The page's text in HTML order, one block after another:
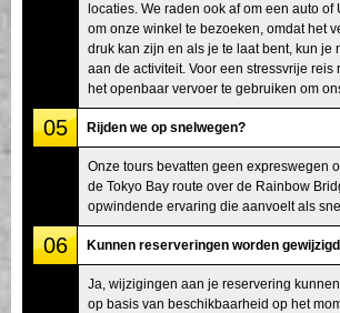
locaties. We raden ook af om een auto of
om onze winkel te bezoeken, omdat het
druk kan zijn en als je te laat bent, kun je
aan de activiteit. Voor een stressvrije reis
het openbaar vervoer te gebruiken om
05 Rijden we op snelwegen?
Onze tours bevatten geen expreswegen
de Tokyo Bay route over de Rainbow
opwindende ervaring die aanvoelt als
06 Kunnen reserveringen worden
Ja, wijzigingen aan je reservering
op basis van beschikbaarheid op het